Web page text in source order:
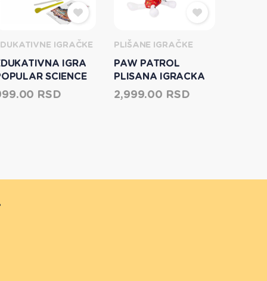
IGRAČKE
IGRA
SCIENCE
O
RSD
PLIŠANE IGRAČKE
PAW PATROL
PLISANA IGRACKA
50CM
2,999.00 RSD